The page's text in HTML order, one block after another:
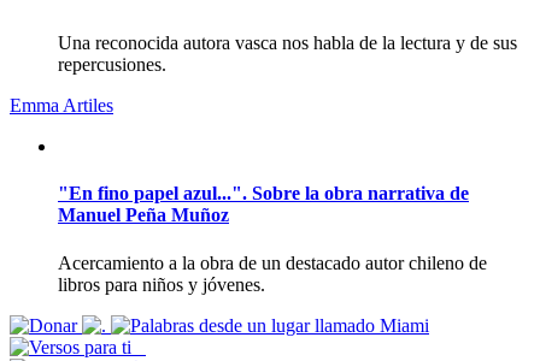
Una reconocida autora vasca nos habla de la lectura y de sus
repercusiones.
Emma Artiles
"En fino papel azul...". Sobre la obra narrativa de
Manuel Peña Muñoz
Acercamiento a la obra de un destacado autor chileno de
libros para niños y jóvenes.